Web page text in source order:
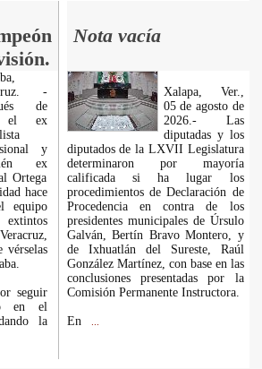
Nota vacía
-
de
el ex
y
ex
Ortega
hace
equipo
vérselas
seguir
en el
la
Xalapa, Ver.,
05 de agosto de
2026.- Las
diputadas y los
diputados de la LXVII Legislatura
determinaron por mayoría
calificada si ha lugar los
procedimientos de Declaración de
Procedencia en contra de los
presidentes municipales de Úrsulo
Galván, Bertín Bravo Montero, y
de Ixhuatlán del Sureste, Raúl
González Martínez, con base en las
conclusiones presentadas por la
Comisión Permanente Instructora.
En